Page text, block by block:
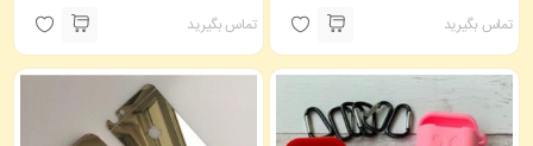
تماس بگیرید
تماس بگیرید